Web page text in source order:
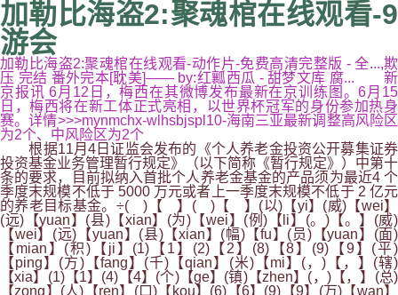
加勒比海盗2:聚魂棺在线观看-9
游会
加勒比海盗2:聚魂棺在线观看-动作片-免费高清完整版 - 全...,欺
压 完结 番外完本[耽美]—— by:红瓤西瓜 - 甜梦文库 腐... 新
京报讯 6月12日，梅西在其微博发布最新在京训练图。6月15
日，梅西将在新工体正式亮相，以世界杯冠军的身份参加热身
赛。详情>>>mynmchx-wlhsbjspl10-海南三亚最新调整高风险区
为2个、中风险区为2个
根据11月4日证监会发布的《个人养老金投资公开募集证券
投资基金业务管理暂行规定》（以下简称《暂行规定》）中第十
条的要求，目前拟纳入首批个人养老金基金的产品须为最近4 个
季度末规模不低于 5000 万元或者上一季度末规模不低于 2 亿元
的养老目标基金。÷( )【 】( )【 】(以)【yi】(威)【wei】
(远)【yuan】(县)【xian】(为)【wei】(例)【li】(。)【。】(威)
【wei】(远)【yuan】(县)【xian】(幅)【fu】(员)【yuan】(面)
【mian】(积)【ji】(1)【1】(2)【2】(8)【8】(9)【9】(平)
【ping】(方)【fang】(千)【qian】(米)【mi】(，)【，】(辖)
【xia】(1)【1】(4)【4】(个)【ge】(镇)【zhen】(，)【，】(总)
【zong】(人)【ren】(口)【kou】(6)【6】(9)【9】(万)【wan】